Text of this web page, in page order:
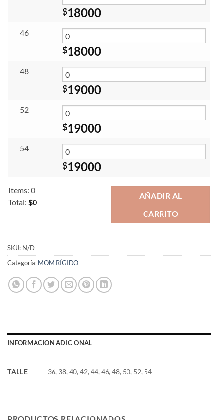
$18000
46
$18000
48
$19000
52
$19000
54
$19000
Items: 0
Total: $0
total
is
AÑADIR AL
CARRITO
SKU: N/D
Categoría: MOM RÍGIDO
INFORMACIÓN ADICIONAL
TALLE 36, 38, 40, 42, 44, 46, 48, 50, 52, 54